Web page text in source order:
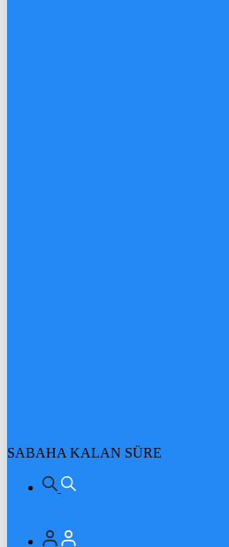
SABAHA KALAN SÜRE